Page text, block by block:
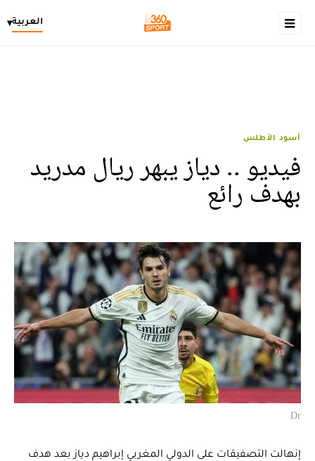
العربية▾
أسود الأطلس
فيديو .. دياز يبهر ريال مدريد
بهدف رائع
Dr
إنهالت التصفيقات على الدولي المغربي إبراهيم دياز بعد هدف